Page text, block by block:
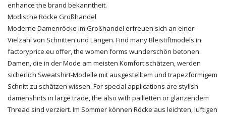
enhance the brand bekanntheit.
Modische Röcke Großhandel
Moderne Damenröcke im Großhandel erfreuen sich an einer
Vielzahl von Schnitten und Längen. Find many Bleistiftmodels in
factoryprice.eu offer, the women forms wunderschön betonen.
Damen, die in der Mode am meisten Komfort schätzen, werden
sicherlich Sweatshirt-Modelle mit ausgestelltem und trapezförmigem
Schnitt zu schätzen wissen. For special applications are stylish
damenshirts in large trade, the also with pailletten or glänzendem
Thread sind verziert. Im Sommer können Röcke aus leichten, luftigen